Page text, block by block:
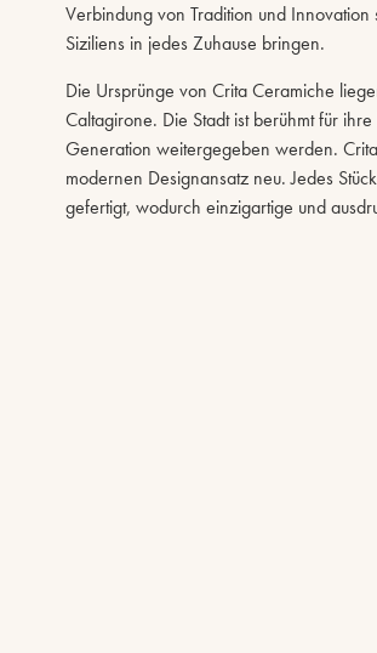
Verbindung von Tradition und
Siziliens in jedes Zuhause bringen.
Die Ursprünge von Crita Ceramiche
Caltagirone. Die Stadt ist berühmt für
Generation weitergegeben werden.
modernen Designansatz neu. Jedes
gefertigt, wodurch einzigartige und